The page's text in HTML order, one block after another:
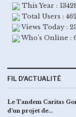
This Year :
Total Users :
Views Today :
Who's Online :
FIL D'ACTUALITÉ
Le Tandem Caritas
d’un projet de…